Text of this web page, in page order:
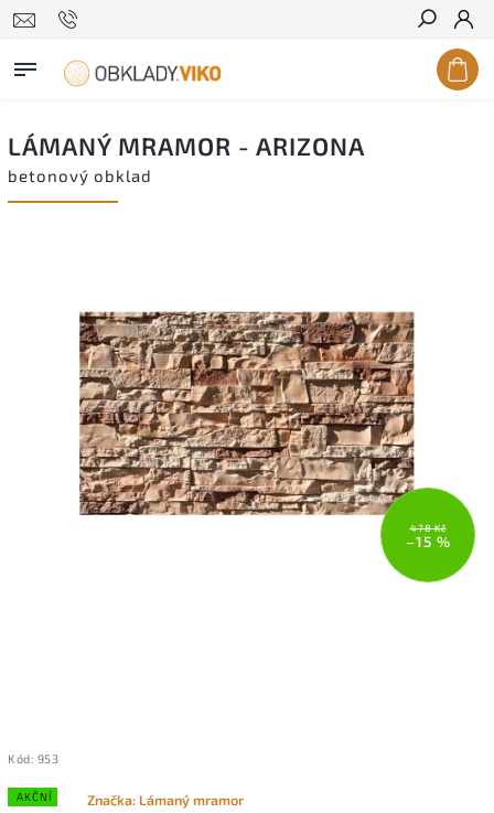
Hledat
LÁMANÝ MRAMOR - ARIZONA
betonový obklad
478 Kč
–15 %
Kód: 953
AKČNÍ Značka: Lámaný mramor